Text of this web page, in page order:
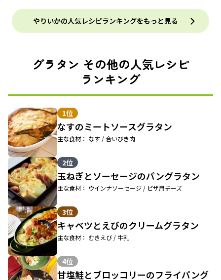
やりいかの人気レシピランキングをもっと見る
グラタン その他の人気レシピ
ランキング
1位
なすのミートソースグラタン
主な食材： なす / 合いびき肉
2位
玉ねぎとソーセージのパングラタン
主な食材： ウインナソーセージ / ピザ用チーズ
3位
キャベツとえびのクリームグラタン
主な食材： むきえび / 牛乳
4位
甘塩鮭とブロッコリーのフライパング